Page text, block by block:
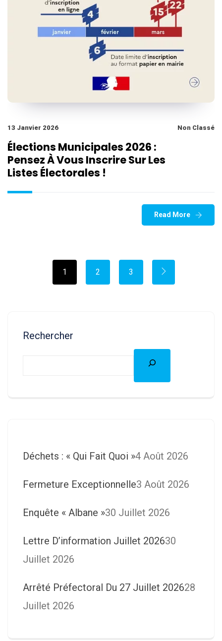
13 Janvier 2026 Non Classé
Élections Municipales 2026 :
Pensez À Vous Inscrire Sur Les
Listes Électorales !
Read More
1 2 3
Rechercher
Déchets : « Qui Fait Quoi »4 Août 2026
Fermeture Exceptionnelle3 Août 2026
Enquête « Albane »30 Juillet 2026
Lettre D’information Juillet 202630
Juillet 2026
Arrêté Préfectoral Du 27 Juillet 202628
Juillet 2026